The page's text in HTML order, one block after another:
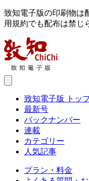
致知電子版の印刷物は
用規約でも配布は禁じ
致知電子版 トッ
最新号
バックナンバー
連載
カテゴリー
人気記事
プラン・料金